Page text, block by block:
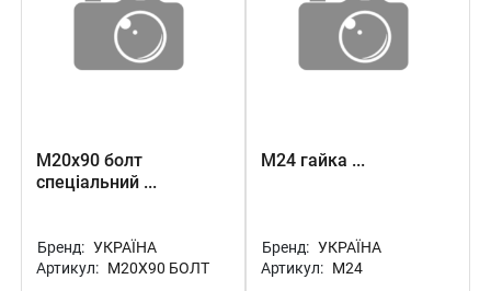
М20х90 болт
спеціальний ...
Бренд: УКРАЇНА
Артикул: М20Х90 БОЛТ
М24 гайка ...
Бренд: УКРАЇНА
Артикул: М24